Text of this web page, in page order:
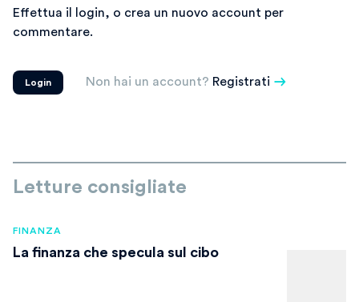
Effettua il login, o crea un nuovo account per
commentare.
Login Non hai un account? Registrati
Letture consigliate
FINANZA
La finanza che specula sul cibo